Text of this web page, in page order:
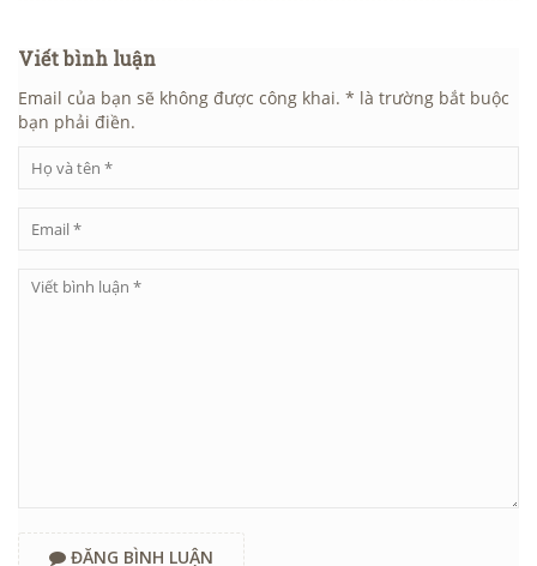
Viết bình luận
Email của bạn sẽ không được công khai. * là trường bắt buộc
bạn phải điền.
ĐĂNG BÌNH LUẬN